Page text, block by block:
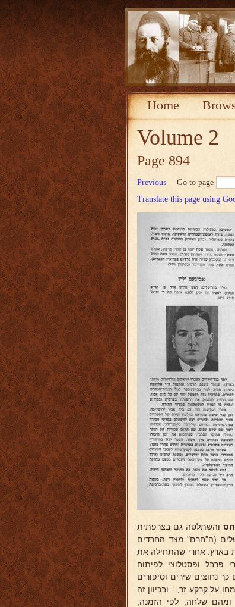
Home
Volume 2
Page 894
Previous Go to page
Translate this page using
והשתלטה גם בצרפתית
(ה"חרם" מצד החרדים
בארץ. אחרי שהתחילה את
פרבל ופסטלוצי לפיתוח
נחוצים שירים וסיפורים
על קרקע זר, - ובכיוון זה
ומהם שלחה, לפי הזמנה,